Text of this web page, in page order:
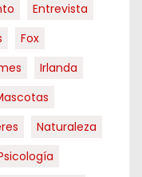
Entrevista
Fox
Irlanda
Naturaleza